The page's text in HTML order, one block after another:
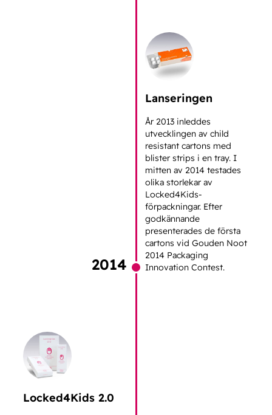
2014
Lanseringen
År 2013 inleddes
utvecklingen av child
resistant cartons med
blister strips i en tray. I
mitten av 2014 testades
olika storlekar av
Locked4Kids-
förpackningar. Efter
godkännande
presenterades de första
cartons vid Gouden Noot
2014 Packaging
Innovation Contest.
Locked4Kids 2.0